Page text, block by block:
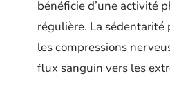
bénéficie d’une activité
régulière. La sédentarité
les compressions
flux sanguin vers les